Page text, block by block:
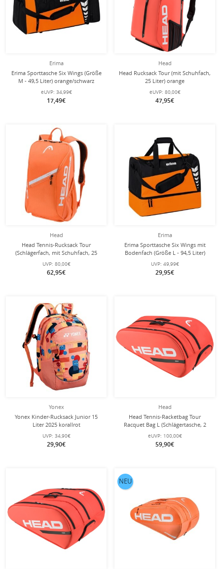
Erima
Erima Sporttasche Six Wings (Größe
M - 49,5 Liter) orange/schwarz
61x29x28cm
eUVP: 34,99€
17,49€
Head
Head Rucksack Tour (mit Schuhfach,
25 Liter) orange
eUVP: 80,00€
47,95€
Head
Head Tennis-Rucksack Tour
(Schlägerfach, mit Schuhfach, 25
Liter) 2026 orange/weiss
UVP: 80,00€
62,95€
Erima
Erima Sporttasche Six Wings mit
Bodenfach (Größe L - 94,5 Liter)
orange/schwarz 60x35x45cm
UVP: 49,99€
29,95€
Yonex
Yonex Kinder-Rucksack Junior 15
Liter 2025 korallrot
UVP: 34,90€
29,90€
Head
Head Tennis-Racketbag Tour
Racquet Bag L (Schlägertasche, 2
Hauptfächer, Schuhfach) 2024 fluo
orange 9er
eUVP: 100,00€
59,90€
NEU